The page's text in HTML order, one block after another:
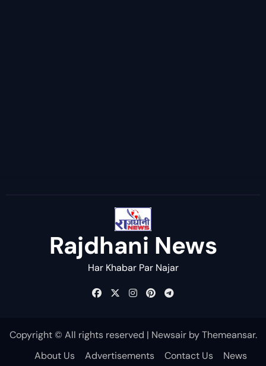
Rajdhani News
Har Khabar Par Najar
Copyright © All rights reserved | NewsairbyThemeansar.
About Us
Advertisements Contact Us News